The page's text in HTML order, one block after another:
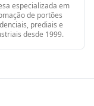
especializada em
de portões
prediais e
desde 1999.